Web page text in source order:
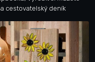
cestovatelský deník